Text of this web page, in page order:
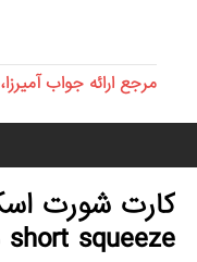
مرجع ارائه جواب
کارت شورت
short squeeze در همستر چیست